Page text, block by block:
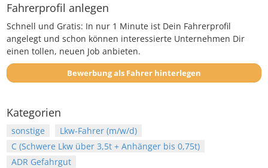
Fahrerprofil anlegen
Schnell und Gratis: In nur 1 Minute ist Dein Fahrerprofil
angelegt und schon können interessierte Unternehmen Dir
einen tollen, neuen Job anbieten.
Bewerbung als Fahrer hinterlegen
Kategorien
sonstige
Lkw-Fahrer (m/w/d)
C (Schwere Lkw über 3,5t + Anhänger bis 0,75t)
ADR Gefahrgut